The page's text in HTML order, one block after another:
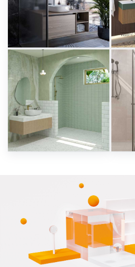
Herz Unitas
Sani Integration
RAMIZAH_BATHROOM
Creative Lab Malaysia